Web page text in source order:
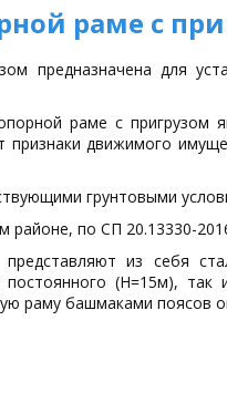
раме с
предназначена для
раме с пригрузом
движимого
грунтовыми
районе, по СП 20.13330-
из себя
(Н=15м),
раму башмаками поясов